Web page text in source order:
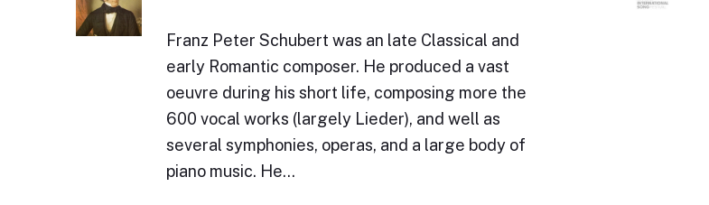
Franz Peter Schubert was an late Classical and
early Romantic composer. He produced a vast
oeuvre during his short life, composing more the
600 vocal works (largely Lieder), and well as
several symphonies, operas, and a large body of
piano music. He…